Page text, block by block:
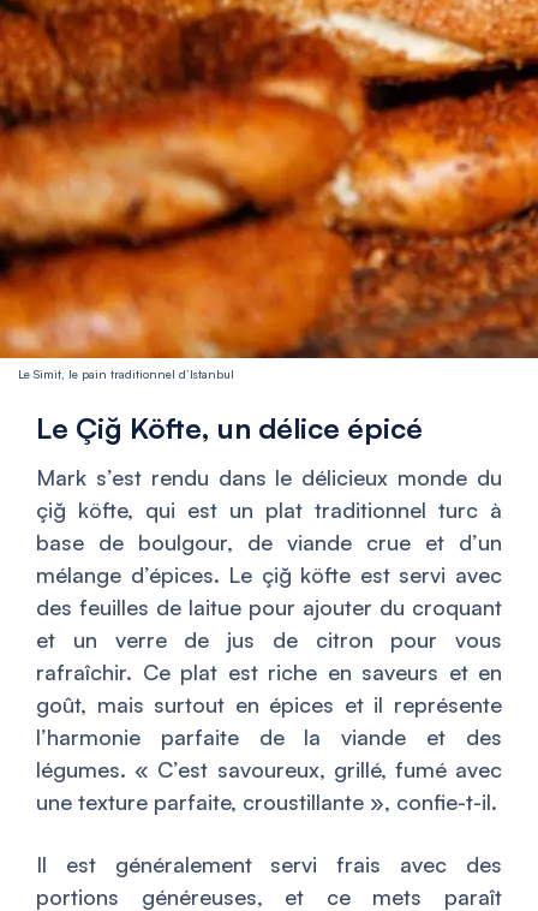
Le Simit, le pain traditionnel d’Istanbul
Le Çiğ Köfte, un délice épicé
Mark s’est rendu dans le délicieux monde du
çiğ köfte, qui est un plat traditionnel turc à
base de boulgour, de viande crue et d’un
mélange d’épices. Le çiğ köfte est servi avec
des feuilles de laitue pour ajouter du croquant
et un verre de jus de citron pour vous
rafraîchir. Ce plat est riche en saveurs et en
goût, mais surtout en épices et il représente
l’harmonie parfaite de la viande et des
légumes. « C’est savoureux, grillé, fumé avec
une texture parfaite, croustillante », confie-t-il.
Il est généralement servi frais avec des
portions généreuses, et ce mets paraît